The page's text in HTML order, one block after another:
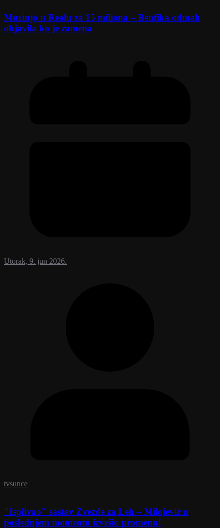
Murinjo u Realu za 15 miliona – Benfika odmah
objavila ko je zamena
Utorak, 9. jun 2026.
tvsunce
"Isplivao" sastav Zvezde za Leh – Milojević u
poslednjem momentu izvršio promenu!